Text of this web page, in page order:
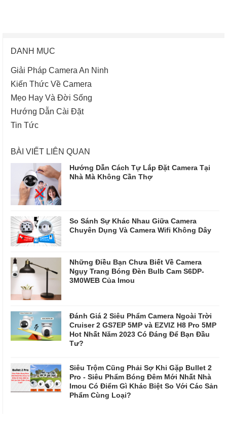
DANH MỤC
Giải Pháp Camera An Ninh
Kiến Thức Về Camera
Mẹo Hay Và Đời Sống
Hướng Dẫn Cài Đặt
Tin Tức
BÀI VIẾT LIÊN QUAN
Hướng Dẫn Cách Tự Lắp Đặt Camera Tại
Nhà Mà Không Cần Thợ
So Sánh Sự Khác Nhau Giữa Camera
Chuyên Dụng Và Camera Wifi Không Dây
Những Điều Bạn Chưa Biết Về Camera
Ngụy Trang Bóng Đèn Bulb Cam S6DP-
3M0WEB Của Imou
Đánh Giá 2 Siêu Phẩm Camera Ngoài Trời
Cruiser 2 GS7EP 5MP và EZVIZ H8 Pro 5MP
Hot Nhất Năm 2023 Có Đáng Để Bạn Đầu
Tư?
Siêu Trộm Cũng Phải Sợ Khi Gặp Bullet 2
Pro - Siêu Phẩm Bóng Đêm Mới Nhất Nhà
Imou Có Điểm Gì Khác Biệt So Với Các Sản
Phẩm Cùng Loại?